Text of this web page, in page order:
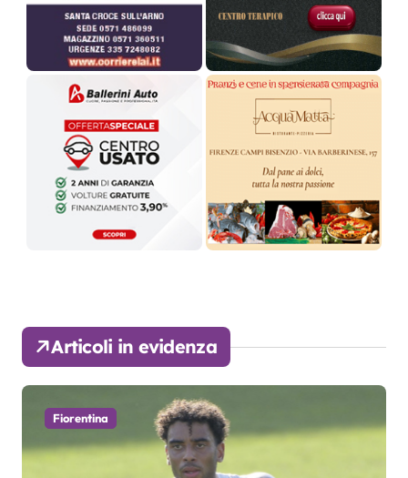
Articoli in evidenza
Fiorentina